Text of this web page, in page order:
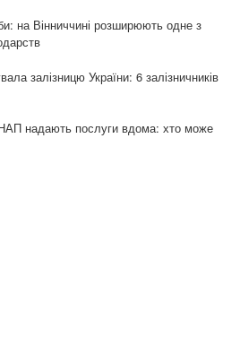
на Вінниччині розширюють одне з
залізницю України: 6 залізничників
надають послуги вдома: хто може